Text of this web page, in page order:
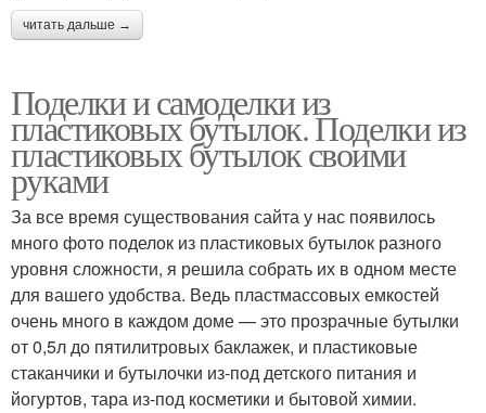
читать дальше →
Поделки и самоделки из
пластиковых бутылок. Поделки из
пластиковых бутылок своими
руками
За все время существования сайта у нас появилось
много фото поделок из пластиковых бутылок разного
уровня сложности, я решила собрать их в одном месте
для вашего удобства. Ведь пластмассовых емкостей
очень много в каждом доме — это прозрачные бутылки
от 0,5л до пятилитровых баклажек, и пластиковые
стаканчики и бутылочки из-под детского питания и
йогуртов, тара из-под косметики и бытовой химии.